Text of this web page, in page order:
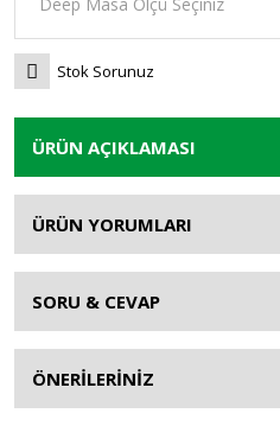
Stok Sorunuz
ÜRÜN AÇIKLAMASI
ÜRÜN YORUMLARI
SORU & CEVAP
ÖNERİLERİNİZ